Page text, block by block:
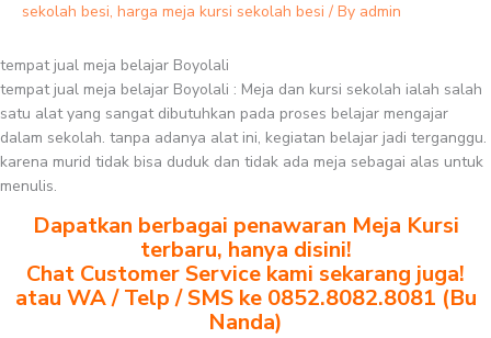
sekolah besi, harga meja kursi sekolah besi / By admin
tempat jual meja belajar Boyolali
tempat jual meja belajar Boyolali : Meja dan kursi sekolah ialah salah
satu alat yang sangat dibutuhkan pada proses belajar mengajar
dalam sekolah. tanpa adanya alat ini, kegiatan belajar jadi terganggu.
karena murid tidak bisa duduk dan tidak ada meja sebagai alas untuk
menulis.
Dapatkan berbagai penawaran Meja Kursi
terbaru, hanya disini!
Chat Customer Service kami sekarang juga!
atau WA / Telp / SMS ke 0852.8082.8081 (Bu
Nanda)